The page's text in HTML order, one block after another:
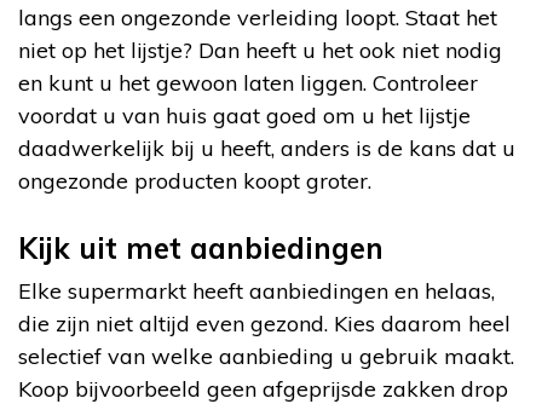
langs een ongezonde verleiding loopt. Staat het
niet op het lijstje? Dan heeft u het ook niet nodig
en kunt u het gewoon laten liggen. Controleer
voordat u van huis gaat goed om u het lijstje
daadwerkelijk bij u heeft, anders is de kans dat u
ongezonde producten koopt groter.
Kijk uit met aanbiedingen
Elke supermarkt heeft aanbiedingen en helaas,
die zijn niet altijd even gezond. Kies daarom heel
selectief van welke aanbieding u gebruik maakt.
Koop bijvoorbeeld geen afgeprijsde zakken drop